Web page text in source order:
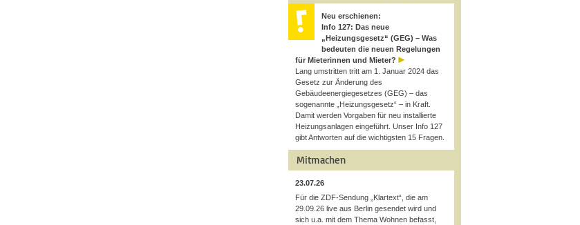
Neu erschienen:
Info 127: Das neue
„Heizungsgesetz“ (GEG) – Was
bedeuten die neuen Regelungen
für Mieterinnen und Mieter?
Lang umstritten tritt am 1. Januar 2024 das
Gesetz zur Änderung des
Gebäudeenergiegesetzes (GEG) – das
sogenannte „Heizungsgesetz“ – in Kraft.
Damit werden Vorgaben für neu installierte
Heizungsanlagen eingeführt. Unser Info 127
gibt Antworten auf die wichtigsten 15 Fragen.
Mitmachen
23.07.26
Für die ZDF-Sendung „Klartext“, die am
29.09.26 live aus Berlin gesendet wird und
sich u.a. mit dem Thema Wohnen befasst,